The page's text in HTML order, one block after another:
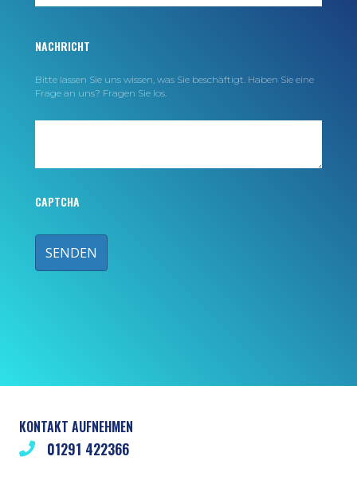
NACHRICHT
Bitte lassen Sie uns wissen, was Sie beschäftigt. Haben Sie eine
Frage an uns? Fragen Sie los.
CAPTCHA
KONTAKT AUFNEHMEN
01291 422366